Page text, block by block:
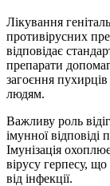
Лікування
противірусних
відповідає
препарати
загоєння
людям.
Важливу роль
імунної відповіді
Iмунізація
вірусу герпесу,
від інфекції.